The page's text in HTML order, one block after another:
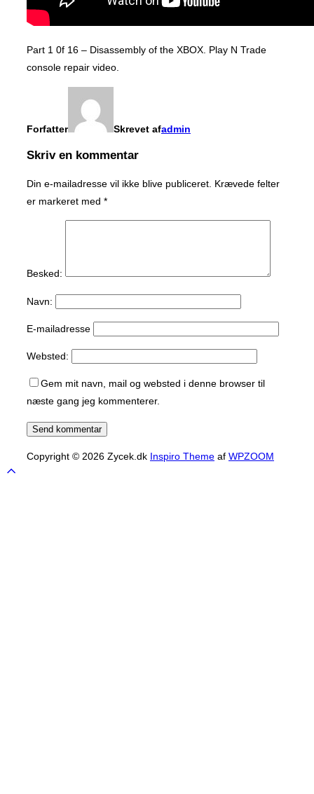
Part 1 0f 16 – Disassembly of the XBOX. Play N Trade
console repair video.
Forfatter Skrevet afadmin
Skriv en kommentar
Din e-mailadresse vil ikke blive publiceret. Krævede felter
er markeret med *
Besked:
Navn:
E-mailadresse
Websted:
Gem mit navn, mail og websted i denne browser til
næste gang jeg kommenterer.
Copyright © 2026 Zycek.dk Inspiro Theme af WPZOOM